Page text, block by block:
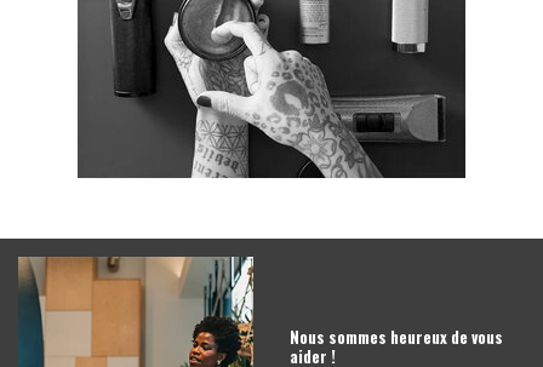
Nous sommes heureux de vous
aider !